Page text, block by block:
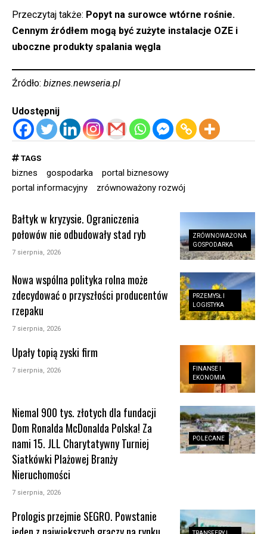
Przeczytaj także: Popyt na surowce wtórne rośnie.
Cennym źródłem mogą być zużyte instalacje OZE i
uboczne produkty spalania węgla
Źródło: biznes.newseria.pl
Udostępnij
TAGS
biznes gospodarka
portal biznesowy
portal informacyjny
zrównoważony rozwój
ZRÓWNOWAŻONA
GOSPODARKA
Bałtyk w kryzysie. Ograniczenia
połowów nie odbudowały stad ryb
7 sierpnia, 2026
PRZEMYSŁ I
LOGISTYKA
Nowa wspólna polityka rolna może
zdecydować o przyszłości producentów
rzepaku
7 sierpnia, 2026
FINANSE I
EKONOMIA
Upały topią zyski firm
7 sierpnia, 2026
POLECANE
Niemal 900 tys. złotych dla fundacji
Dom Ronalda McDonalda Polska! Za
nami 15. JLL Charytatywny Turniej
Siatkówki Plażowej Branży
Nieruchomości
7 sierpnia, 2026
Prologis przejmie SEGRO. Powstanie